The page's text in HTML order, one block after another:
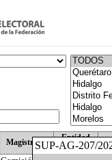
SUP-AG-207/
Magistrado
Entidad
Federativa